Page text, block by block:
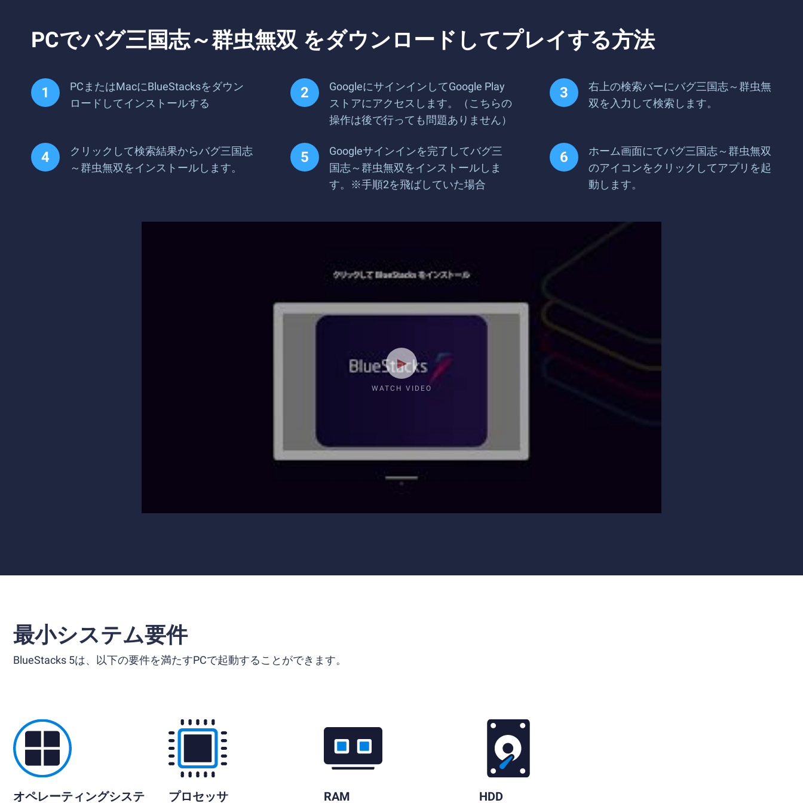
PCでバグ三国志～群虫無双 をダウンロードしてプレイする方法
PCまたはMacにBlueStacksをダウン
ロードしてインストールする
GoogleにサインインしてGoogle Play
ストアにアクセスします。（こちらの
操作は後で行っても問題ありません）
右上の検索バーにバグ三国志～群虫無
双を入力して検索します。
クリックして検索結果からバグ三国志
～群虫無双をインストールします。
Googleサインインを完了してバグ三
国志～群虫無双をインストールしま
す。※手順2を飛ばしていた場合
ホーム画面にてバグ三国志～群虫無双
のアイコンをクリックしてアプリを起
動します。
WATCH VIDEO
最小システム要件
BlueStacks 5は、以下の要件を満たすPCで起動することができます。
オペレーティングシステ プロセッサ RAM HDD